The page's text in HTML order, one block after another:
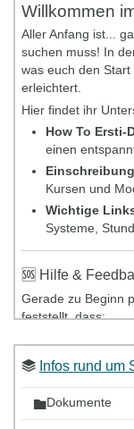
Willkommen
Aller Anfang ist...
suchen muss! In
was euch den
erleichtert.
Hier findet ihr
How To Ersti-
einen
Kursen und
Wichtige
Systeme,
🆘 Hilfe &
Gerade zu Beginn
feststellt, dass:
Informationen
...dann meldet
Infos rund um
Dokumente